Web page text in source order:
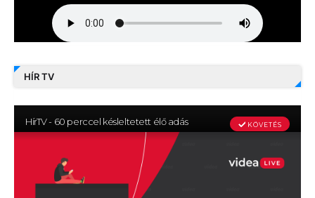
HÍR TV